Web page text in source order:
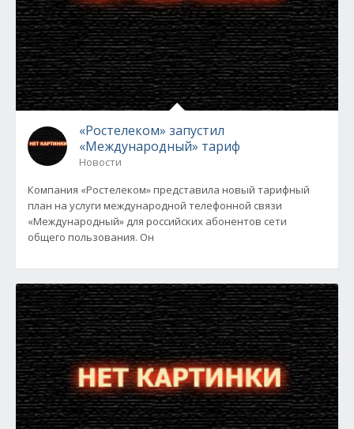
«Ростелеком» запустил
«Международный» тариф
Новости
Компания «Ростелеком» представила новый тарифный
план на услуги международной телефонной связи
«Международный» для российских абонентов сети
общего пользования. Он